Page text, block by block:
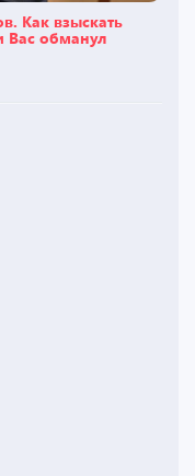
Как взыскать
Вас обманул